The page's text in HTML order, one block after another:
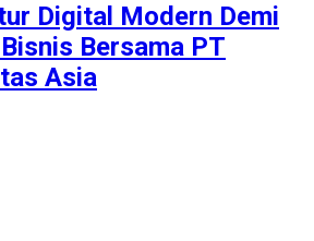
Digital Modern Demi
Bersama PT
Asia